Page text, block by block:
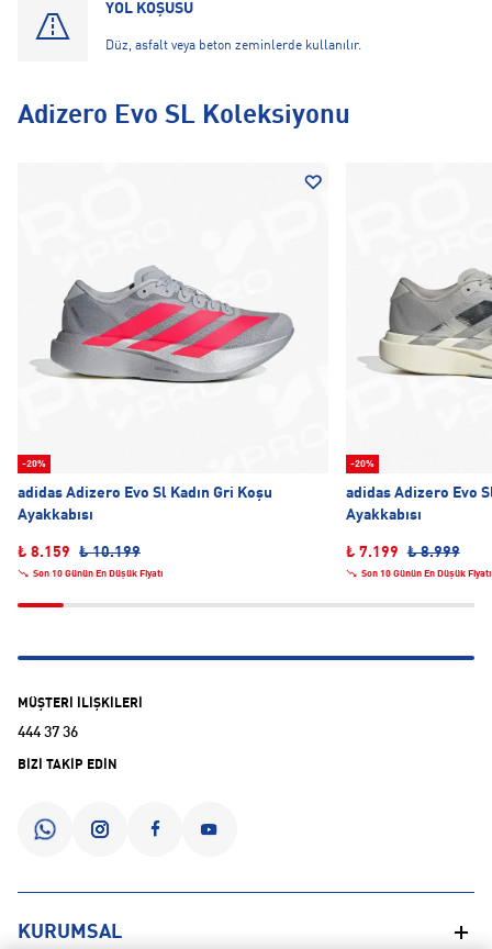
YOL KOŞUSU
Düz, asfalt veya beton zeminlerde kullanılır.
Adizero Evo SL Koleksiyonu
-20%
adidas Adizero Evo Sl Kadın Gri Koşu
Ayakkabısı
₺ 8.159 ₺ 10.199
Son 10 Günün En Düşük Fiyatı
-20%
adidas Adizero Evo
Ayakkabısı
₺ 7.199 ₺ 8.999
Son 10 Günün En Düşük Fiyatı
MÜŞTERİ İLİŞKİLERİ
444 37 36
BİZİ TAKİP EDİN
KURUMSAL